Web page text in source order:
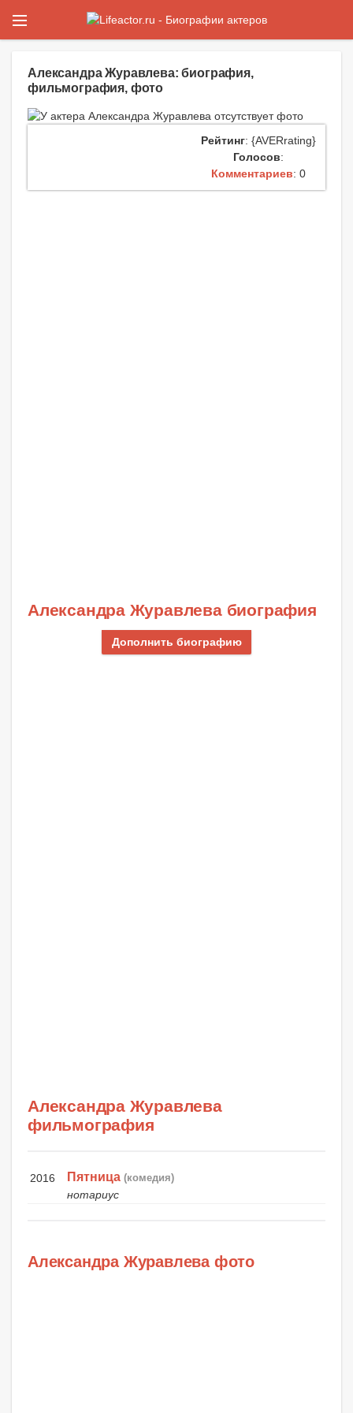
Александра Журавлева: биография,
фильмография, фото
Рейтинг: {AVERrating}
Голосов:
Комментариев: 0
Александра Журавлева биография
Дополнить биографию
Александра Журавлева
фильмография
2016 Пятница (комедия)
нотариус
Александра Журавлева фото